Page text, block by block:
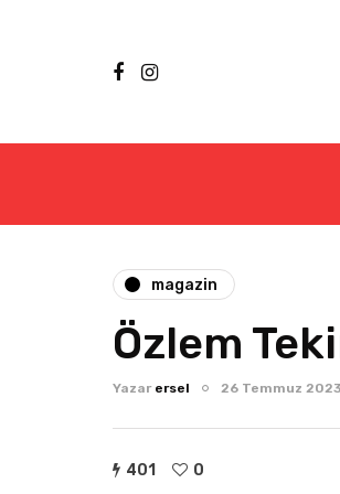
magazin
Özlem
Yazar ersel 26 Temmuz 2023
401 0